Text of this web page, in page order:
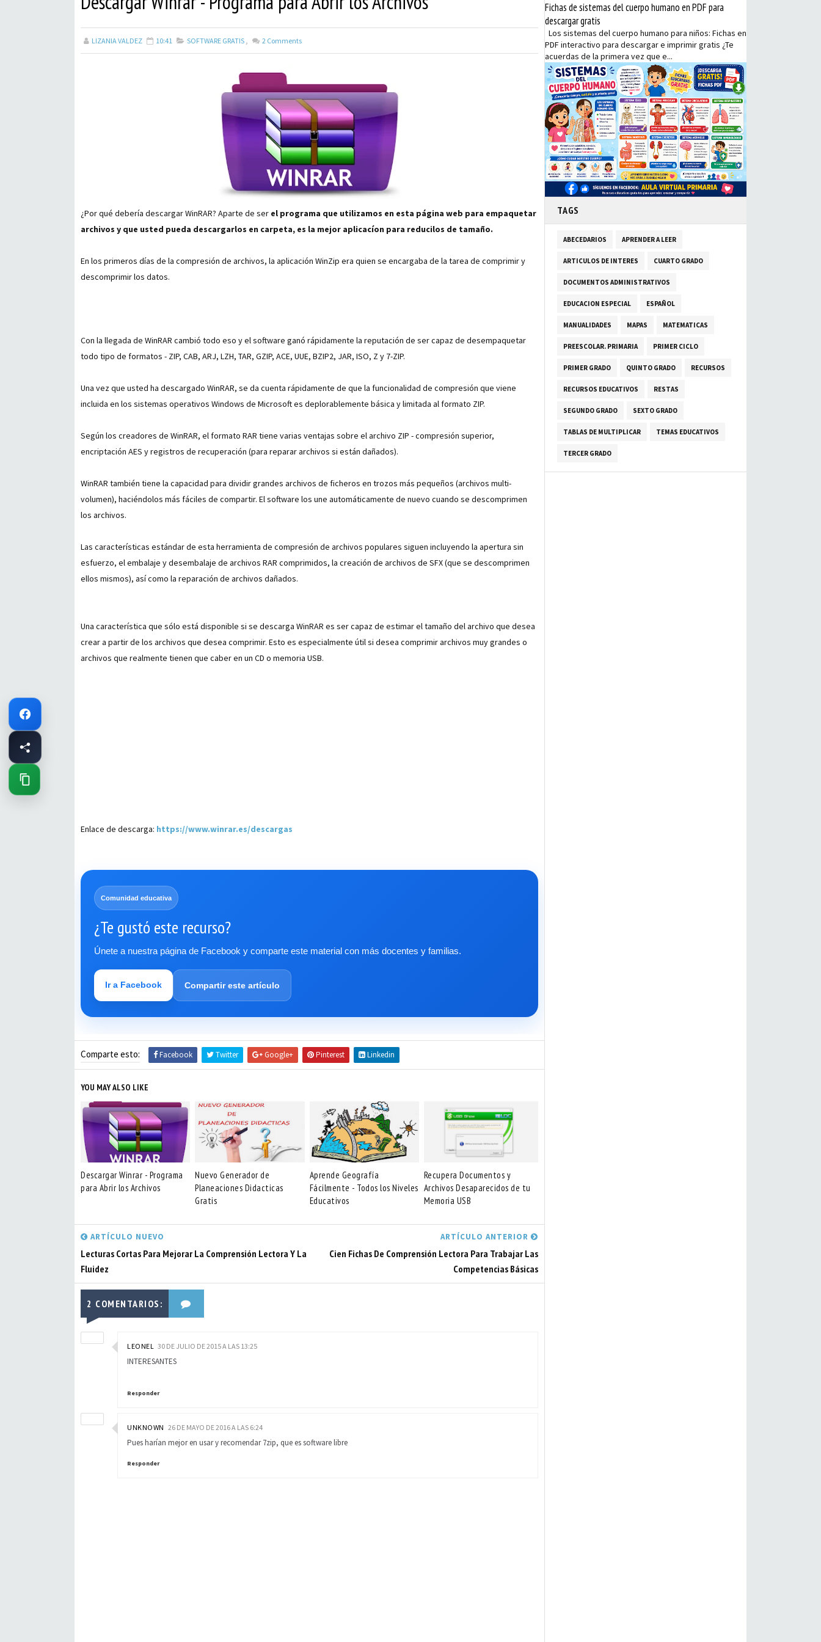
LIZANIA VALDEZ 10:41 SOFTWARE GRATIS , 2 Comments
¿Por qué debería descargar WinRAR? Aparte de ser el programa que utilizamos en esta página web para empaquetar
archivos y que usted pueda descargarlos en carpeta, es la mejor aplicacíon para reducilos de tamaño.
En los primeros días de la compresión de archivos, la aplicación WinZip era quien se encargaba de la tarea de comprimir y
descomprimir los datos.
Con la llegada de WinRAR cambió todo eso y el software ganó rápidamente la reputación de ser capaz de desempaquetar
todo tipo de formatos - ZIP, CAB, ARJ, LZH, TAR, GZIP, ACE, UUE, BZIP2, JAR, ISO, Z y 7-ZIP.
Una vez que usted ha descargado WinRAR, se da cuenta rápidamente de que la funcionalidad de compresión que viene
incluida en los sistemas operativos Windows de Microsoft es deplorablemente básica y limitada al formato ZIP.
Según los creadores de WinRAR, el formato RAR tiene varias ventajas sobre el archivo ZIP - compresión superior,
encriptación AES y registros de recuperación (para reparar archivos si están dañados).
WinRAR también tiene la capacidad para dividir grandes archivos de ficheros en trozos más pequeños (archivos multi-
volumen), haciéndolos más fáciles de compartir. El software los une automáticamente de nuevo cuando se descomprimen
los archivos.
Las características estándar de esta herramienta de compresión de archivos populares siguen incluyendo la apertura sin
esfuerzo, el embalaje y desembalaje de archivos RAR comprimidos, la creación de archivos de SFX (que se descomprimen
ellos mismos), así como la reparación de archivos dañados.
Una característica que sólo está disponible si se descarga WinRAR es ser capaz de estimar el tamaño del archivo que desea
crear a partir de los archivos que desea comprimir. Esto es especialmente útil si desea comprimir archivos muy grandes o
archivos que realmente tienen que caber en un CD o memoria USB.
Enlace de descarga: https://www.winrar.es/descargas
Comunidad educativa
¿Te gustó este recurso?
Únete a nuestra página de Facebook y comparte este material con más docentes y familias.
Ir a Facebook Compartir este artículo
Comparte esto: Facebook Twitter Google+ Pinterest Linkedin
YOU MAY ALSO LIKE
Descargar Winrar - Programa
para Abrir los Archivos
Nuevo Generador de
Planeaciones Didacticas
Gratis
Aprende Geografía
Fácilmente - Todos los Niveles
Educativos
Recupera Documentos y
Archivos Desaparecidos de tu
Memoria USB
ARTÍCULO NUEVO
Lecturas Cortas Para Mejorar La Comprensión Lectora Y La
Fluidez
ARTÍCULO ANTERIOR
Cien Fichas De Comprensión Lectora Para Trabajar Las
Competencias Básicas
2 COMENTARIOS:
LEONEL 30 DE JULIO DE 2015 A LAS 13:25
INTERESANTES
Responder
UNKNOWN 26 DE MAYO DE 2016 A LAS 6:24
Pues harían mejor en usar y recomendar 7zip, que es software libre
Responder
Fichas de sistemas del cuerpo humano en PDF para
descargar gratis
Los sistemas del cuerpo humano para niños: Fichas en
PDF interactivo para descargar e imprimir gratis ¿Te
acuerdas de la primera vez que e...
TAGS
ABECEDARIOS APRENDER A LEER
ARTICULOS DE INTERES CUARTO GRADO
DOCUMENTOS ADMINISTRATIVOS
EDUCACION ESPECIAL ESPAÑOL
MANUALIDADES MAPAS MATEMATICAS
PREESCOLAR. PRIMARIA PRIMER CICLO
PRIMER GRADO QUINTO GRADO RECURSOS
RECURSOS EDUCATIVOS RESTAS
SEGUNDO GRADO SEXTO GRADO
TABLAS DE MULTIPLICAR TEMAS EDUCATIVOS
TERCER GRADO